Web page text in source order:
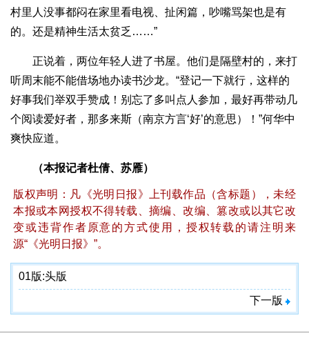
村里人没事都闷在家里看电视、扯闲篇，吵嘴骂架也是有
的。还是精神生活太贫乏……”
正说着，两位年轻人进了书屋。他们是隔壁村的，来打
听周末能不能借场地办读书沙龙。“登记一下就行，这样的
好事我们举双手赞成！别忘了多叫点人参加，最好再带动几
个阅读爱好者，那多来斯（南京方言‘好’的意思）！”何华中
爽快应道。
（本报记者杜倩、苏雁）
版权声明：凡《光明日报》上刊载作品（含标题），未经
本报或本网授权不得转载、摘编、改编、篡改或以其它改
变或违背作者原意的方式使用，授权转载的请注明来
源“《光明日报》”。
01版:头版
下一版